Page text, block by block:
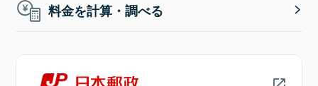
料金を計算・調べる